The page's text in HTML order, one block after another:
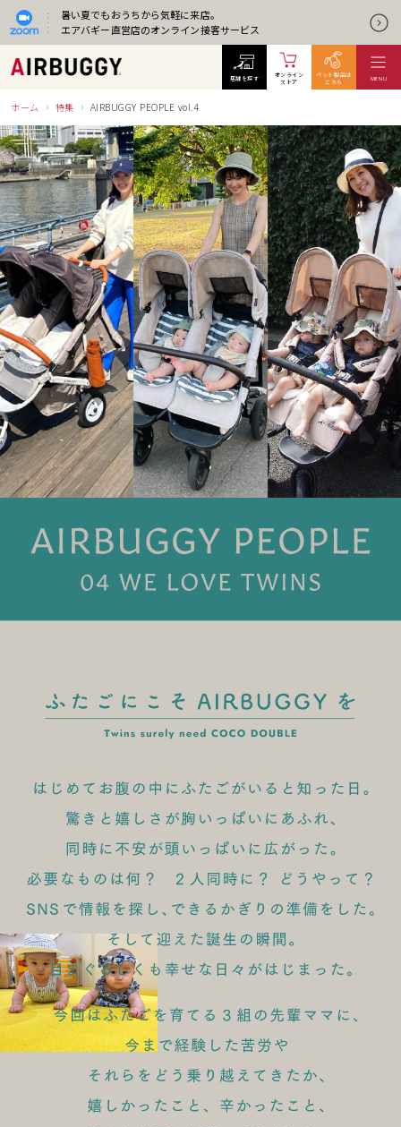
暑い夏でもおうちから気軽に来店。
エアバギー直営店のオンライン接客サービス
ホーム 特集 AIRBUGGY PEOPLE vol.4
店舗を探す
オンライン
ストア
ペット製品は
こちら
MENU